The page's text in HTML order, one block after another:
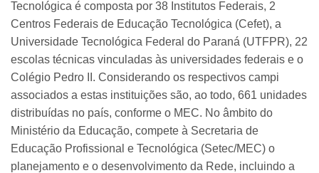
Tecnológica é composta por 38 Institutos Federais, 2
Centros Federais de Educação Tecnológica (Cefet), a
Universidade Tecnológica Federal do Paraná (UTFPR), 22
escolas técnicas vinculadas às universidades federais e o
Colégio Pedro II. Considerando os respectivos campi
associados a estas instituições são, ao todo, 661 unidades
distribuídas no país, conforme o MEC. No âmbito do
Ministério da Educação, compete à Secretaria de
Educação Profissional e Tecnológica (Setec/MEC) o
planejamento e o desenvolvimento da Rede, incluindo a